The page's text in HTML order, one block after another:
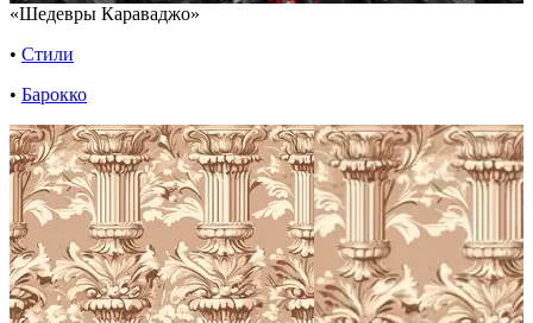
«Шедевры Караваджо»
• Стили
• Барокко